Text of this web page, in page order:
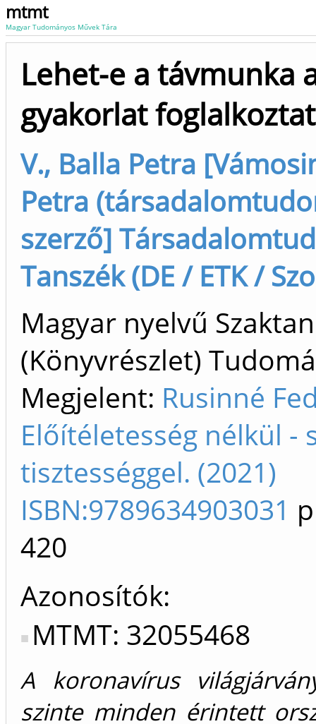
mtmt
Magyar Tudományos Művek Tára
Lehet-e a távmunka
gyakorlat
V., Balla Petra
Petra
szerző]
Tanszék (DE / ETK /
Magyar nyelvű
(Könyvrészlet)
Megjelent: Rusinné
Előítéletesség nélkül -
tisztességgel. (2021)
ISBN:9789634903031
420
Azonosítók
MTMT: 32055468
A koronavírus
szinte minden érintett